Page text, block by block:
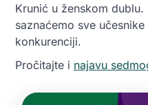
Krunić u ženskom
saznaćemo sve
konkurenciji.
Pročitajte i najavu